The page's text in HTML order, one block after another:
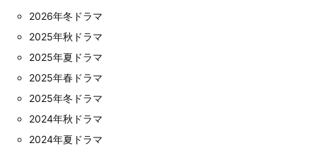
2026年冬ドラマ
2025年秋ドラマ
2025年夏ドラマ
2025年春ドラマ
2025年冬ドラマ
2024年秋ドラマ
2024年夏ドラマ